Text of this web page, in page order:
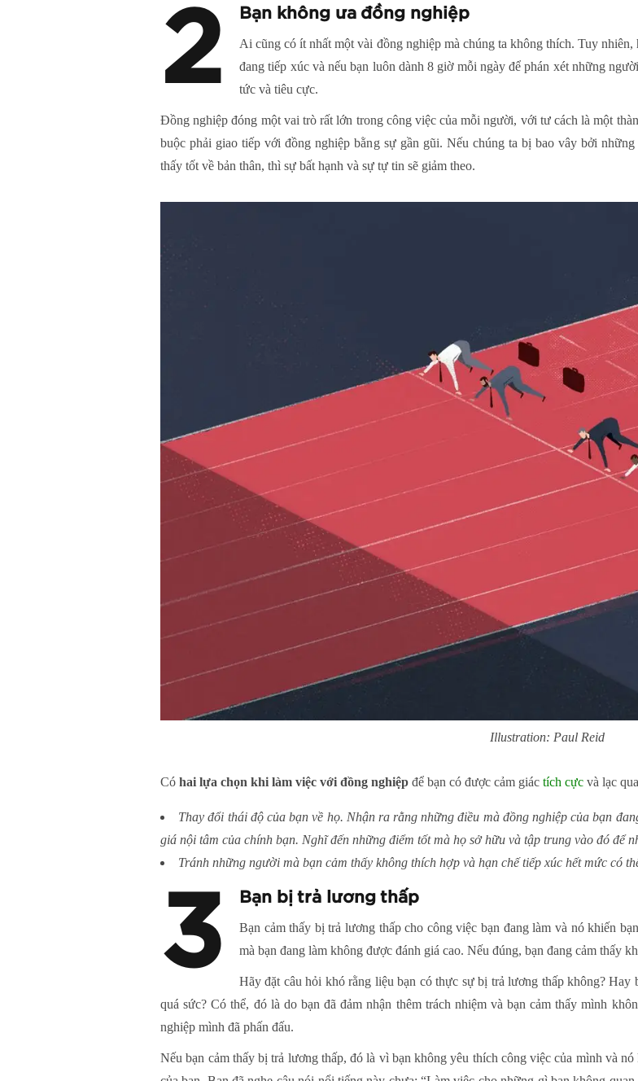
2 Bạn không ưa đồng nghiệp
Ai cũng có ít nhất một vài đồng nghiệp mà chúng ta không thích. Tuy
đang tiếp xúc và nếu bạn luôn dành 8 giờ mỗi ngày để phán xét những
tức và tiêu cực.
Đồng nghiệp đóng một vai trò rất lớn trong công việc của mỗi người, với tư cách là một
buộc phải giao tiếp với đồng nghiệp bằng sự gần gũi. Nếu chúng ta bị bao vây bởi
thấy tốt về bản thân, thì sự bất hạnh và sự tự tin sẽ giảm theo.
Illustration: Paul Reid
Có hai lựa chọn khi làm việc với đồng nghiệp để bạn có được cảm giác tích cực và lạc
Thay đổi thái độ của bạn về họ. Nhận ra rằng những điều mà đồng nghiệp của bạn
giá nội tâm của chính bạn. Nghĩ đến những điểm tốt mà họ sở hữu và tập trung vào đó để
Tránh những người mà bạn cảm thấy không thích hợp và hạn chế tiếp xúc hết mức có
3 Bạn bị trả lương thấp
Bạn cảm thấy bị trả lương thấp cho công việc bạn đang làm và nó khiến
mà bạn đang làm không được đánh giá cao. Nếu đúng, bạn đang cảm thấy
Hãy đặt câu hỏi khó rằng liệu bạn có thực sự bị trả lương thấp không?
quá sức? Có thể, đó là do bạn đã đảm nhận thêm trách nhiệm và bạn cảm thấy mình
nghiệp mình đã phấn đấu.
Nếu bạn cảm thấy bị trả lương thấp, đó là vì bạn không yêu thích công việc của mình và